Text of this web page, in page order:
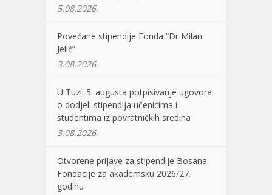
5.08.2026.
Povećane stipendije Fonda “Dr Milan
Jelić”
3.08.2026.
U Tuzli 5. augusta potpisivanje ugovora
o dodjeli stipendija učenicima i
studentima iz povratničkih sredina
3.08.2026.
Otvorene prijave za stipendije Bosana
Fondacije za akademsku 2026/27.
godinu